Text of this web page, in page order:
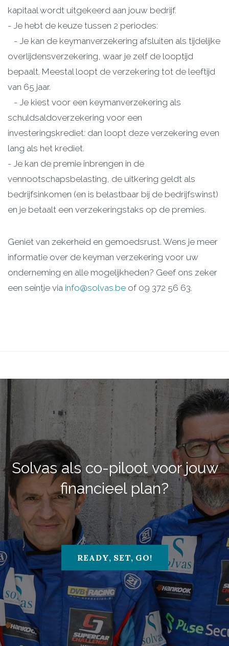
kapitaal wordt uitgekeerd aan jouw bedrijf.
- Je hebt de keuze tussen 2 periodes:
- Je kan de keymanverzekering afsluiten als tijdelijke
overlijdensverzekering, waar je zelf de looptijd
bepaalt. Meestal loopt de verzekering tot de leeftijd
van 65 jaar.
- Je kiest voor een keymanverzekering als
schuldsaldoverzekering voor een
investeringskrediet: dan loopt deze verzekering even
lang als het krediet.
- Je kan de premie inbrengen in de
vennootschapsbelasting, de uitkering geldt als
bedrijfsinkomen (en is belastbaar bij de bedrijfswinst)
en je betaalt een verzekeringstaks op de premies.
Geniet van zekerheid en gemoedsrust. Wens je meer
informatie over de keyman verzekering voor uw
onderneming en alle mogelijkheden? Geef ons zeker
een seintje via info@solvas.be of 09 372 56 63.
Solvas als co-piloot voor jouw
financieel plan?
READY, SET, GO!